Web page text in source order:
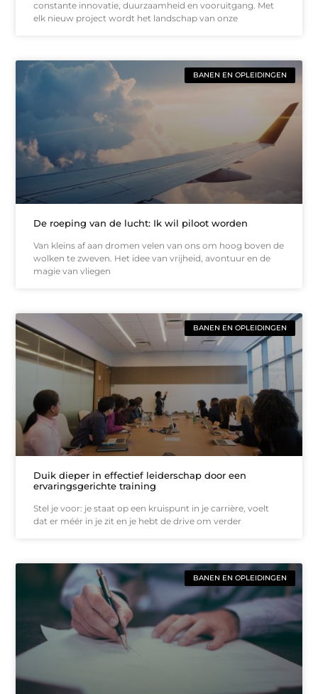
constante innovatie, duurzaamheid en vooruitgang. Met
elk nieuw project wordt het landschap van onze
BANEN EN OPLEIDINGEN
De roeping van de lucht: Ik wil piloot worden
Van kleins af aan dromen velen van ons om hoog boven de
wolken te zweven. Het idee van vrijheid, avontuur en de
magie van vliegen
BANEN EN OPLEIDINGEN
Duik dieper in effectief leiderschap door een
ervaringsgerichte training
Stel je voor: je staat op een kruispunt in je carrière, voelt
dat er méér in je zit en je hebt de drive om verder
BANEN EN OPLEIDINGEN